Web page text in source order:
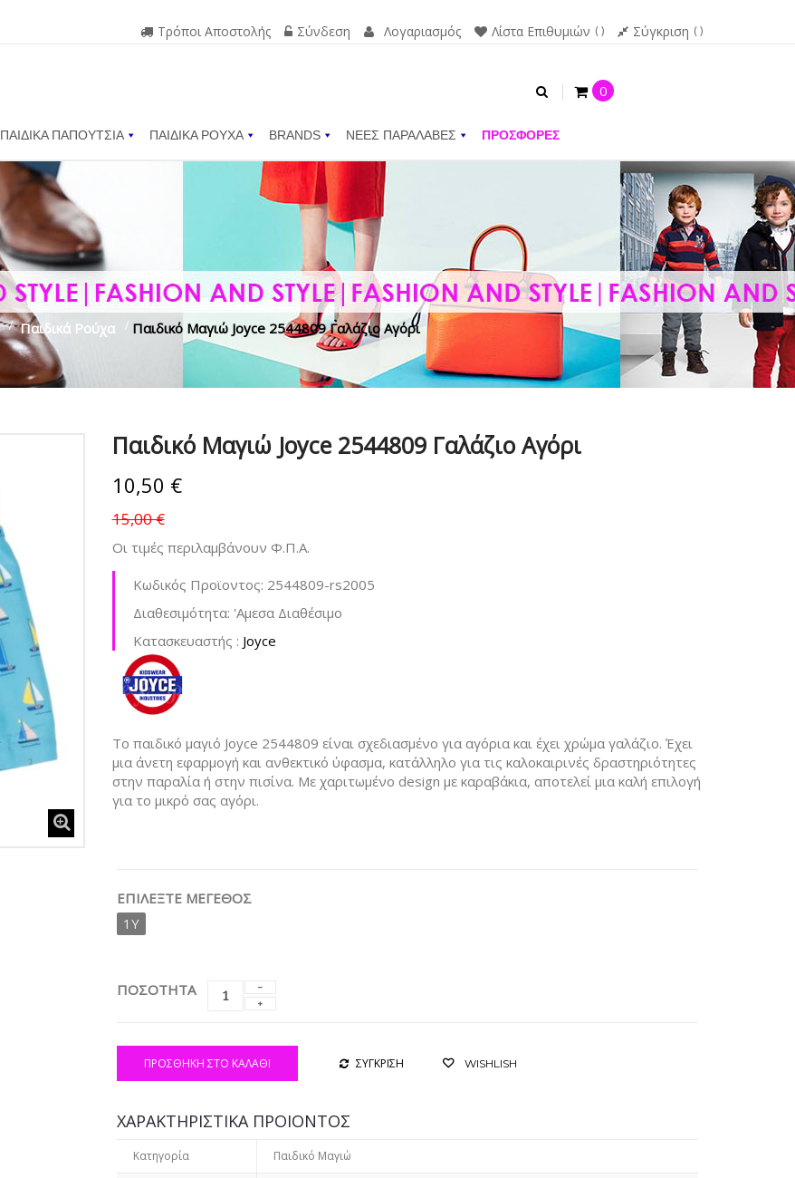
Τρόποι Αποστολής Σύνδεση Λογαριασμός Λίστα Επιθυμιών Σύγκριση
0
ΠΑΙΔΙΚΑ ΠΑΠΟΥΤΣΙΑ ΠΑΙΔΙΚΑ ΡΟΥΧΑ BRANDS ΝΕΕΣ ΠΑΡΑΛΑΒΕΣ ΠΡΟΣΦΟΡΕΣ
> Παιδικά Ρούχα > Παιδικό Μαγιώ Joyce 2544809 Γαλάζιο Αγόρι
Παιδικό Μαγιώ Joyce 2544809 Γαλάζιο Αγόρι
10,50 €
15,00 €
Οι τιμές περιλαμβάνουν Φ.Π.Α.
Κωδικός Προϊοντος: 2544809-rs2005
Διαθεσιμότητα: 'Aμεσα Διαθέσιμο
Kατασκευαστής : Joyce
Το παιδικό μαγιό Joyce 2544809 είναι σχεδιασμένο για αγόρια και έχει χρώμα γαλάζιο. Έχει
μια άνετη εφαρμογή και ανθεκτικό ύφασμα, κατάλληλο για τις καλοκαιρινές δραστηριότητες
στην παραλία ή στην πισίνα. Με χαριτωμένο design με καραβάκια, αποτελεί μια καλή επιλογή
για το μικρό σας αγόρι.
ΕΠΙΛΈΞΤΕ ΜΈΓΕΘΟΣ
1Y
ΠΟΣΟΤΗΤΑ
ΠΡΟΣΘΉΚΗ ΣΤΟ ΚΑΛΆΘΙ ΣΥΓΚΡΙΣΗ WISHLISH
ΧΑΡΑΚΤΗΡΙΣΤΙΚΑ ΠΡΟΙΟΝΤΟΣ
Κατηγορία Παιδικό Μαγιώ